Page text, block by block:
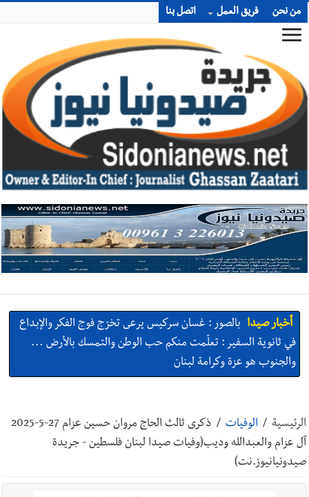
من نحن فريق العمل اتصل بنا
أخبار صيدا بالصور : غسان سركيس يرعى تخرّج فوج الفكر والإبداع
في ثانوية السفير : تعلّمت منكم حب الوطن والتمسك بالأرض ...
والجنوب هو عزة وكرامة لبنان
أخبار لبنان
خرق إسرائيلي في زوطر الغربية وساتر ترابي قبالة آخر
الرئيسية / الوفيات /
ذكرى ثالث الحاج مروان حسين عزام 27-5-2025
آل عزام والعبدالله وديب(وفيات صيدا لبنان فلسطين - جريدة
صيدونيانيوز.نت)